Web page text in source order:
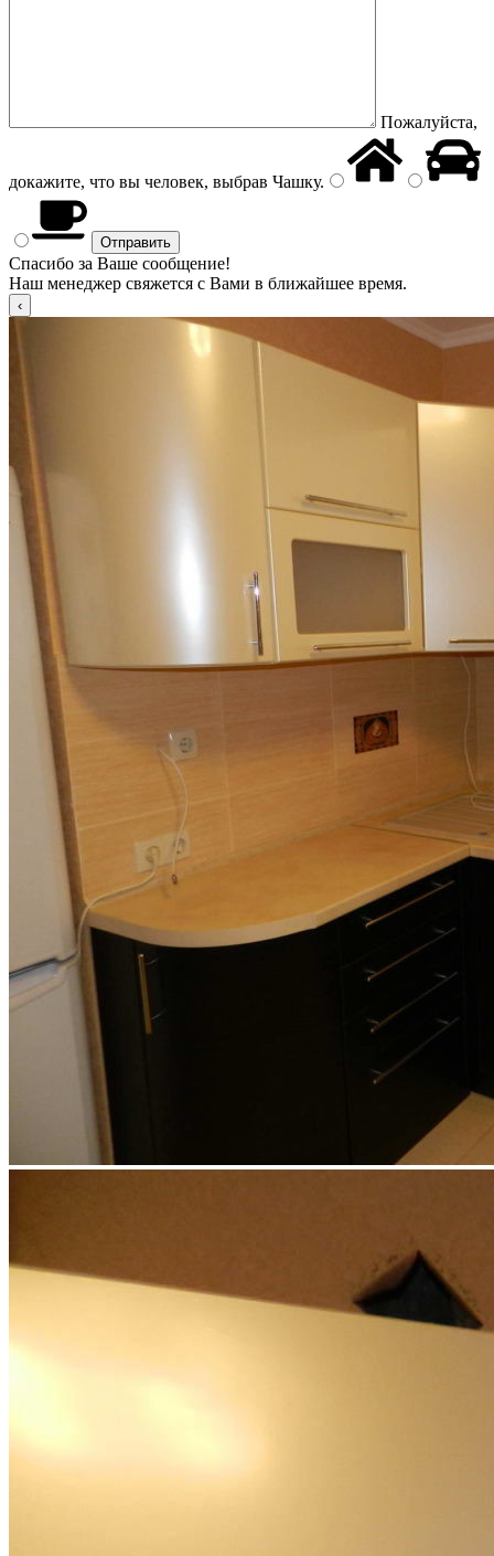
Пожалуйста,
докажите, что вы человек, выбрав Чашку.
Спасибо за Ваше сообщение!
Наш менеджер свяжется с Вами в ближайшее время.